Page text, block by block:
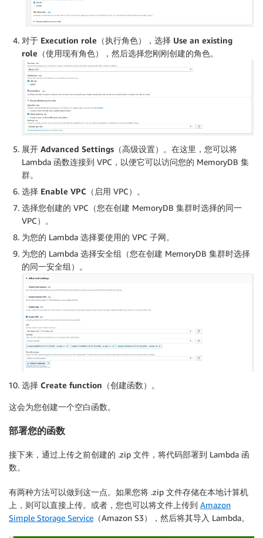
对于 Execution role （执行角色），选择 Use an existing
role （使用现有角色），然后选择您刚刚创建的角色。
展开 Advanced Settings （高级设置）。在这里，您可以将
Lambda 函数连接到 VPC，以便它可以访问您的 MemoryDB 集
群。
选择 Enable VPC （启用 VPC）。
选择您创建的 VPC（您在创建 MemoryDB 集群时选择的同一
VPC）。
为您的 Lambda 选择要使用的 VPC 子网。
为您的 Lambda 选择安全组（您在创建 MemoryDB 集群时选择
的同一安全组）。
选择 Create function （创建函数）。
这会为您创建一个空白函数。
部署您的函数
接下来，通过上传之前创建的 .zip 文件，将代码部署到 Lambda 函
数。
有两种方法可以做到这一点。如果您将 .zip 文件存储在本地计算机
上，则可以直接上传。或者，您也可以将文件上传到 Amazon
Simple Storage Service （Amazon S3），然后将其导入 Lambda。